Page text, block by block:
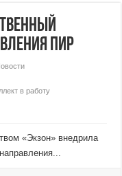
ПИР
в работу
«Экзон» внедрила